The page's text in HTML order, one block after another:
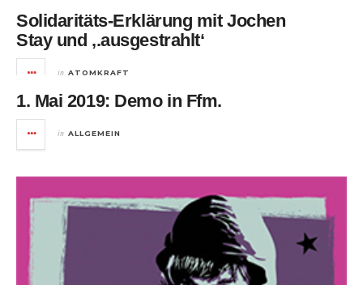
Solidaritäts-Erklärung mit Jochen
Stay und ‚.ausgestrahlt‘
in ATOMKRAFT
1. Mai 2019: Demo in Ffm.
in ALLGEMEIN